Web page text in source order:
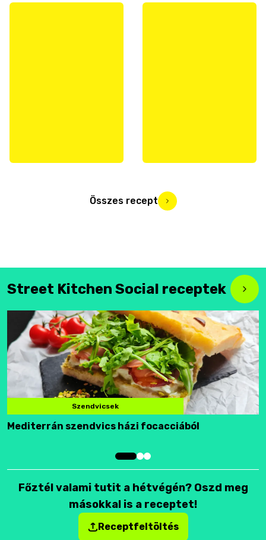
Összes recept
Street Kitchen Social receptek
Szendvicsek
Mediterrán szendvics házi focacciából
Főztél valami tutit a hétvégén? Oszd meg
másokkal is a receptet!
Receptfeltöltés